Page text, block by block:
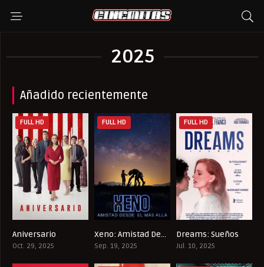
2025
Añadido recientemente
FULL HD
Aniversario
Oct. 29, 2025
5.1
FULL HD
Xeno: Amistad Desde el Más Allá
Sep. 19, 2025
5.6
FULL HD
Dreams: Sueños
Jul. 10, 2025